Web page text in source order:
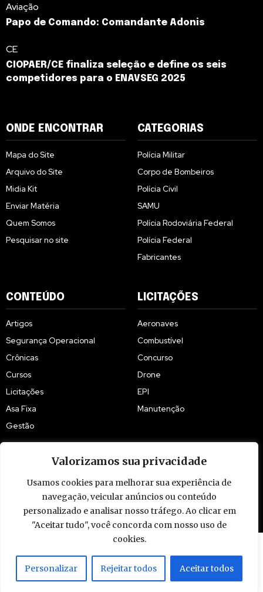
Valorizamos sua privacidade
Usamos cookies para melhorar sua experiência de
navegação, veicular anúncios ou conteúdo
personalizado e analisar nosso tráfego. Ao clicar em
"Aceitar tudo", você concorda com nosso uso de
cookies.
Personalizar Rejeitar todos Aceitar todos
Aviação
Papo de Comando: Comandante Adonis
CE
CIOPAER/CE finaliza seleção e define os seis
competidores para o ENAVSEG 2025
ONDE ENCONTRAR
Mapa do Site
Arquivo do Site
Midia Kit
Enviar Matéria
Quem Somos
Pesquisar no site
CATEGORIAS
Polícia Militar
Corpo de Bombeiros
Polícia Civil
SAMU
Polícia Rodoviária Federal
Polícia Federal
Fabricantes
CONTEÚDO
Artigos
Segurança Operacional
Crônicas
Cursos
Licitações
Asa Fixa
Gestão
LICITAÇÕES
Aeronaves
Combustível
Concurso
Drone
EPI
Manutenção
© 2009 - 2026 Piloto Policial. Todos os direitos reservados. Brasil.